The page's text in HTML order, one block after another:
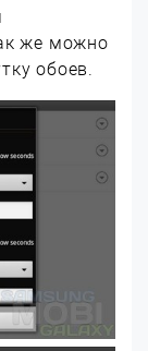
же можно
обоев.